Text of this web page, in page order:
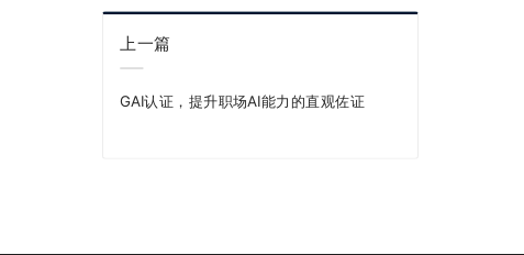
上一篇
GAI认证，提升职场AI能力的直观佐证